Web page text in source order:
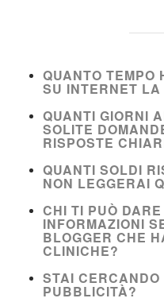
QUANTO TEMPO
SU INTERNET
QUANTI GIORNI
SOLITE
RISPOSTE
QUANTI SOLDI
NON LEGGERAI
CHI TI PUÒ
INFORMAZIONI
BLOGGER CHE
CLINICHE?
STAI
PUBBLICITÀ?